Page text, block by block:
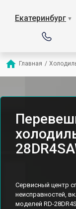
Екатеринбург ▼
Главная /
Сервисный центр
неисправностей,
моделей RD-